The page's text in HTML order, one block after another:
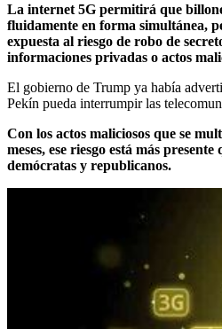
La internet 5G permitirá que
fluidamente en forma simultánea,
expuesta al riesgo de robo de
informaciones privadas o actos
El gobierno de Trump ya había
Pekín pueda interrumpir las
Con los actos maliciosos que se
meses, ese riesgo está más
demócratas y republicanos.